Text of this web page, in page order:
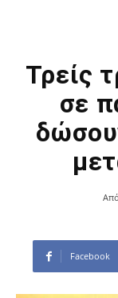
Τρείς
σε
Από
Facebook